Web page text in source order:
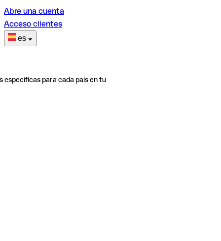
Abre una cuenta
Acceso clientes
es
específicas para cada país en tu